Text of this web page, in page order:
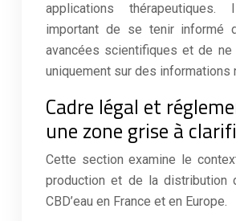
applications
important de se tenir informé
avancées scientifiques et de
uniquement sur des informations
Cadre légal et
une zone grise à
Cette section examine le
production et de la distribution
CBD’eau en France et en Europe.